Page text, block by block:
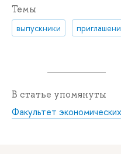
Темы
выпускники
В статье упомянуты
Факультет